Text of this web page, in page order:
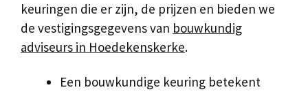
keuringen die er zijn, de prijzen en bieden we
de vestigingsgegevens van bouwkundig
adviseurs in Hoedekenskerke.
Een bouwkundige keuring betekent